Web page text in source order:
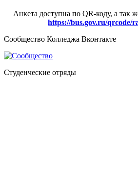
Анкета доступна по QR-коду, а так
https://bus.gov.ru/qrcode/
Сообщество Колледжа Вконтакте
Студенческие отряды